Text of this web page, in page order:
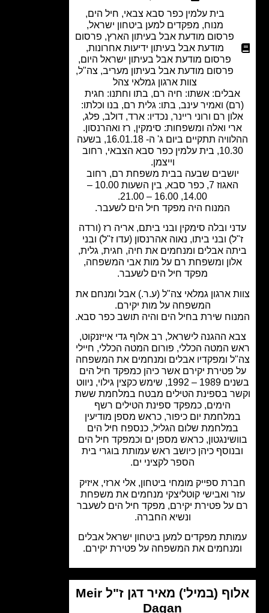
בית עלמין כפר סבא צבאי,חיל הים ,
מפקדים למען ביטחון ישראל,
פרסום מודעת אבל בעיתון הארץ,פרסום
מודעת אבל בעיתון ידיעות אחרונות,
פרסום מודעת אבל בעיתון ישראל היום,
פרסום מודעת אבל בעיתון מעריב, צה"ל,
צוות ארגון גמלאי צהל
אשתו: חיה רם, בתו וחתנו: חגית
ואמיר עינב, בתו: גלית רם, בנו וכלתו:
רם ורוני ריינר, נכדיו: ארד, דולב, פלג,
ואלה ומשפחות: סימקין, רז ואהרנסון.
ההלוויה תתקיים ביום ג' ה- 16.01.18, בשעה
10.30, בית עלמין כפר סבא הצבאי, רחוב
שבעה בבית משפחת רם, רחוב
האגוז 7, כפר סבא, בין השעות 10.00 –
המנוח היה מפקד חיל הים לשעבר.
ובלה סימקין ובני ביתם, אריה רז (ורדה
ובני ביתו, נאוה אהרנסון (עדו ז"ל) ובני
אבלים ומנחמים את חיה, חגית, גלית,
ומשפחת רם על מות אבי המשפחה,
מפקד חיל הים לשעבר.
ארגון גמלאי צה"ל (ע.ר.) אבל ומנחם את
המשפחה על מות יקירם.
שירת בחיל הים והיה תושב כפר סבא.
ההגנה לישראל, רב אלוף גדי אייזנקוט,
המטה הכללי, פורום המטה הכללי, חיילי
ומפקדיו אבלים ומנחמים את המשפחה
פטירת יקירם אשר כיהן כמפקד חיל הים
בשנים 1989 – 1992, שימש כקצין גילוי, ניווט
בספינת הטילים מבטח במלחמת ששת
הימים, כמפקד ספינת הטילים רשף
יום כיפור, כראש מספן מודיעין
במלחמת שלום הגליל, כנספח חיל הים
כראש מספן ים וכמפקד חיל הים
כיהן כיושב ראש עמותת בוגרי בית
הספר לקציני ים.
ספייק מומחי ביטחון, אלי ארזי, איזיק
ואבישי קוטליצקי מנחמים את משפחת
על פטירת יקירם, מפקד חיל הים לשעבר
ונשיא החברה.
מפקדים למען ביטחון ישראל אבלים
את המשפחה על פטירת יקירם.
אלוף (במיל') מאיר דגן ז"ל Meir
Dagan